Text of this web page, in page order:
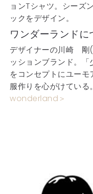
ョンTシャツ。シーズ
ックをデザイン。
ワンダーランドに
デザイナーの川崎 剛
ッションブランド。「
をコンセプトにユー
服作りを心がけている。
wonderland ＞